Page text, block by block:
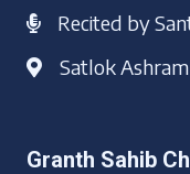
Recited by
Satlok Ashram
Granth Sahib